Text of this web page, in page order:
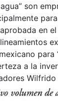
son
en
para
a la